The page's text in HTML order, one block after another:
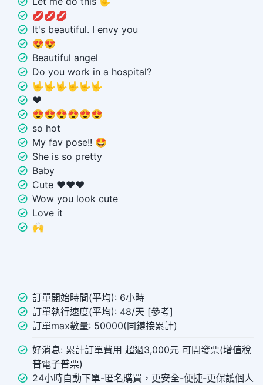
💋💋💋
It's beautiful. I envy you
😍😍
Beautiful angel
Do you work in a hospital?
🤟🤟🤟🤟🤟🤟
❤️
😍😍😍😍😍😍
so hot
My fav pose!! 🤩
She is so pretty
Baby
Cute ❤️❤️❤️
Wow you look cute
Love it
🙌
訂單開始時間(平均): 6小時
訂單執行速度(平均): 48/天 [參考]
訂單max數量: 50000(同鏈接累計)
好消息: 累計訂單費用 超過3,000元 可開發票(增值稅
普電子普票)
24小時自動下單-匿名購買，更安全-便捷-更保護個人